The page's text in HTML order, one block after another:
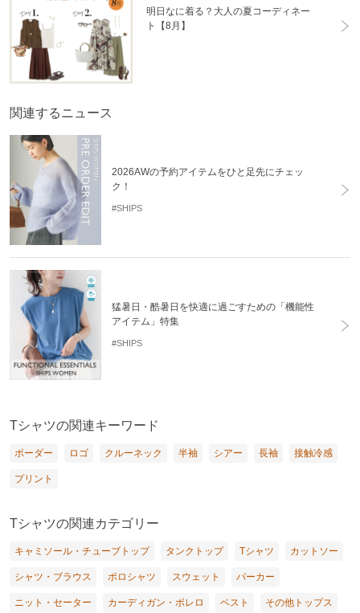
明日なに着る？大人の夏コーディネー
ト【8月】
関連するニュース
2026AWの予約アイテムをひと足先にチェッ
ク！
#SHIPS
猛暑日・酷暑日を快適に過ごすための「機能性
アイテム」特集
#SHIPS
Tシャツの関連キーワード
ボーダー ロゴ クルーネック 半袖 シアー 長袖 接触冷感
プリント
Tシャツの関連カテゴリー
キャミソール・チューブトップ タンクトップ Tシャツ カットソー
シャツ・ブラウス ポロシャツ スウェット パーカー
ニット・セーター カーディガン・ボレロ ベスト その他トップス